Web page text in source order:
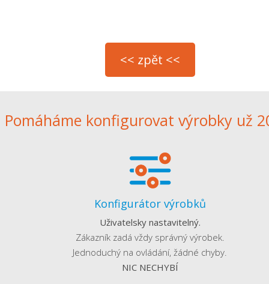
Pomáháme konfigurovat výrobky už
Konfigurátor výrobků
Uživatelsky nastavitelný.
Zákazník zadá vždy správný výrobek.
Jednoduchý na ovládání, žádné chyby.
NIC NECHYBÍ